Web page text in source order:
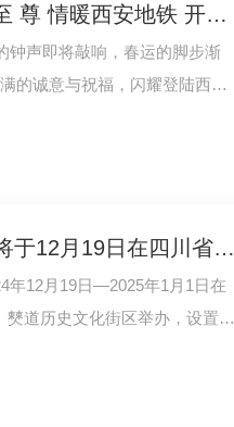
迎春运 庆新年 | 汉 上 至 尊 情暖西安地铁 开启双节祥瑞之旅
钟声即将敲响，春运的脚步渐
的诚意与祝福，闪耀登陆西安
2024中国..名酒博览会将于12月19日在四川省开幕
年12月19日—2025年1月1日在
道历史文化街区举办，设置白